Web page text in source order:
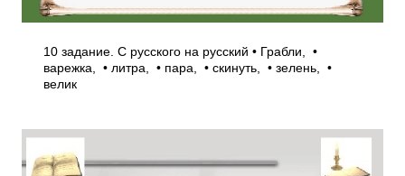
10 задание. С русского на русский • Грабли, •
варежка, • литра, • пара, • скинуть, • зелень, •
велик